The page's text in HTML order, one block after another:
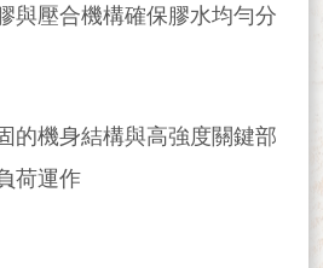
與壓合機構確保膠水均勻分
的機身結構與高強度關鍵部
荷運作